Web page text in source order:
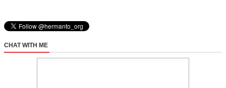
CHAT WITH ME